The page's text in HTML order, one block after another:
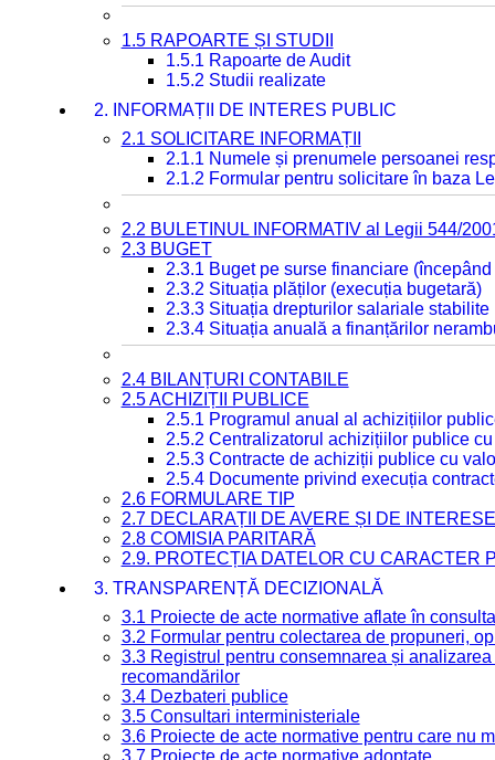
1.5 RAPOARTE ȘI STUDII
1.5.1 Rapoarte de Audit
1.5.2 Studii realizate
2. INFORMAȚII DE INTERES PUBLIC
2.1 SOLICITARE INFORMAȚII
2.1.1 Numele și prenumele persoanei
2.1.2 Formular pentru solicitare în baza
2.2 BULETINUL INFORMATIV al Legii 544/
2.3 BUGET
2.3.1 Buget pe surse financiare
2.3.2 Situația plăților (execuția bugetară)
2.3.3 Situația drepturilor salariale
2.3.4 Situația anuală a finanțărilor
2.4 BILANȚURI CONTABILE
2.5 ACHIZIȚII PUBLICE
2.5.1 Programul anual al achizițiilor
2.5.2 Centralizatorul achizițiilor publice
2.5.3 Contracte de achiziții publice cu
2.5.4 Documente privind execuția
2.6 FORMULARE TIP
2.7 DECLARAȚII DE AVERE ȘI DE INTERESE
2.8 COMISIA PARITARĂ
2.9. PROTECȚIA DATELOR CU CARACTER
3. TRANSPARENȚĂ DECIZIONALĂ
3.1 Proiecte de acte normative aflate în
3.2 Formular pentru colectarea de propuneri,
3.3 Registrul pentru consemnarea și
recomandărilor
3.4 Dezbateri publice
3.5 Consultari interministeriale
3.6 Proiecte de acte normative pentru care nu
3.7 Proiecte de acte normative adoptate